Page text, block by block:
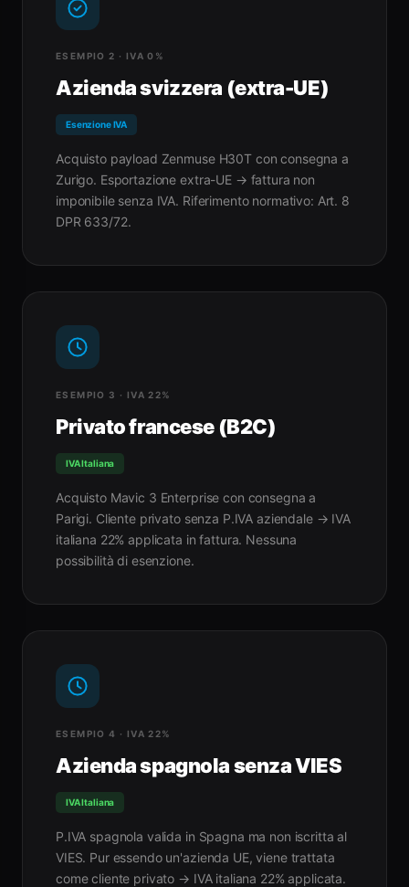
ESEMPIO 2 · IVA 0%
Azienda svizzera (extra-UE)
Esenzione IVA
Acquisto payload Zenmuse H30T con consegna a
Zurigo. Esportazione extra-UE → fattura non
imponibile senza IVA. Riferimento normativo: Art. 8
DPR 633/72.
ESEMPIO 3 · IVA 22%
Privato francese (B2C)
IVA Italiana
Acquisto Mavic 3 Enterprise con consegna a
Parigi. Cliente privato senza P.IVA aziendale → IVA
italiana 22% applicata in fattura. Nessuna
possibilità di esenzione.
ESEMPIO 4 · IVA 22%
Azienda spagnola senza VIES
IVA Italiana
P.IVA spagnola valida in Spagna ma non iscritta al
VIES. Pur essendo un'azienda UE, viene trattata
come cliente privato → IVA italiana 22% applicata.